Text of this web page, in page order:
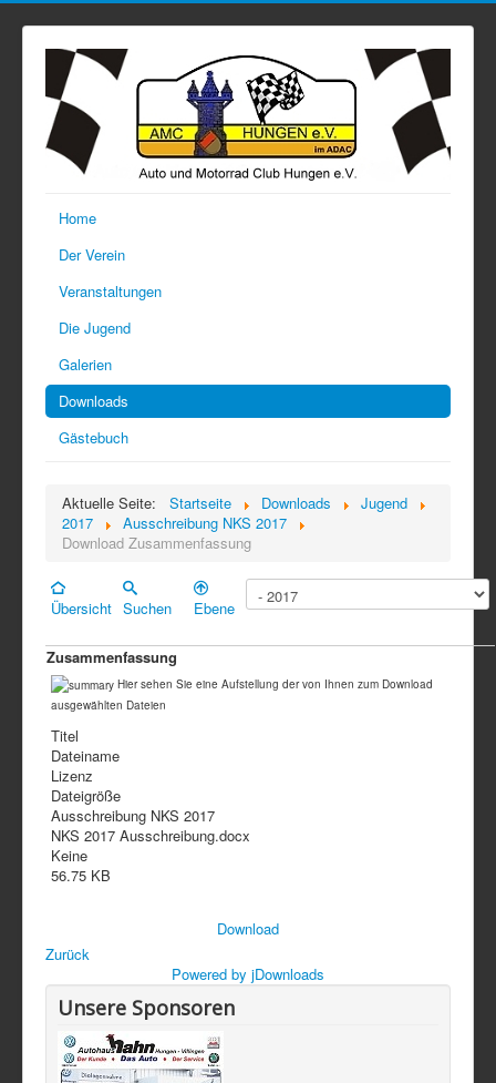
Home
Der Verein
Veranstaltungen
Die Jugend
Galerien
Downloads
Gästebuch
Aktuelle Seite: Startseite Downloads
Jugend
2017
Ausschreibung NKS 2017
Download Zusammenfassung
Übersicht Suchen Ebene
Zusammenfassung
Hier sehen Sie eine Aufstellung der von Ihnen zum Download
ausgewählten Dateien
Titel
Dateiname
Lizenz
Dateigröße
Ausschreibung NKS 2017
NKS 2017 Ausschreibung.docx
Keine
56.75 KB
Download
Zurück
Powered by jDownloads
Unsere Sponsoren